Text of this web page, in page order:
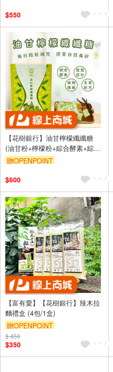
$550
【花樹銀行】油甘檸檬纖纖糖
(油甘粉+檸檬粉+綜合酵素+綜合
蔬果酵素粉)
贈OPENPOINT
$600
【富有愛】【花樹銀行】辣木拉
麵禮盒 (4包/1盒)
贈OPENPOINT
$ 450
$350